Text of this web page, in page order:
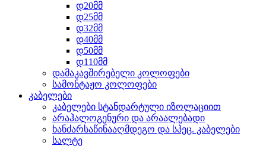
დ20მმ
დ25მმ
დ32მმ
დ40მმ
დ50მმ
დ110მმ
დამაკავშირებელი კოლოფები
სამონტაჟო კოლოფები
კაბელები
კაბელები სტანდარტული იზოლაციით
არაჰალოგენური და არაალებადი
ხანძარსაწინააღმდეგო და სპეც. კაბელები
სალტე